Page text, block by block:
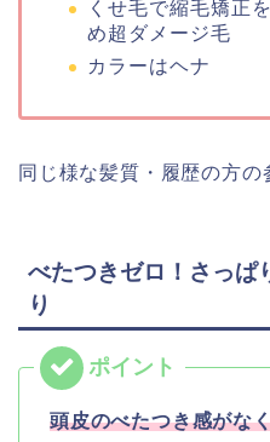
くせ毛で縮毛矯正
め超ダメージ毛
カラーはヘナ
同じ様な髪質・履歴の方の
べたつきゼロ！さっぱ
り
頭皮のべたつき感がな